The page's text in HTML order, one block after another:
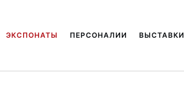
ЭКСПОНАТЫ ПЕРСОНАЛИИ ВЫСТАВКИ